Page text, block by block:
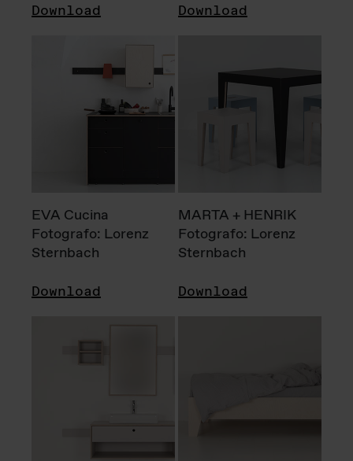
Download Download
EVA Cucina
Fotografo: Lorenz
Sternbach
Download
MARTA + HENRIK
Fotografo: Lorenz
Sternbach
Download